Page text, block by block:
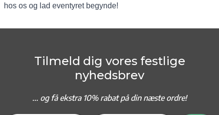
hos os og lad eventyret begynde!
Tilmeld dig vores festlige
nyhedsbrev
... og få ekstra 10% rabat på din næste ordre!